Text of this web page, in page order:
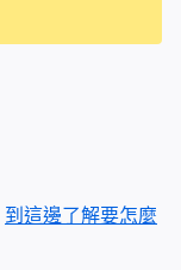
到這邊了解要怎麼